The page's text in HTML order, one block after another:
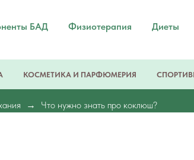
БАД Физиотерапия Диеты
КОСМЕТИКА И ПАРФЮМЕРИЯ
Что нужно знать про коклюш?